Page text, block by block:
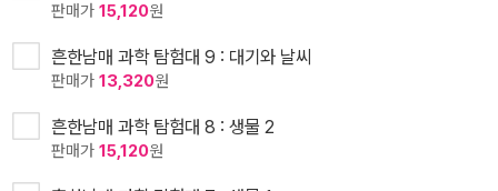
판매가 15,120원
흔한남매 과학 탐험대 9 : 대기와 날씨
판매가 13,320원
흔한남매 과학 탐험대 8 : 생물 2
판매가 15,120원